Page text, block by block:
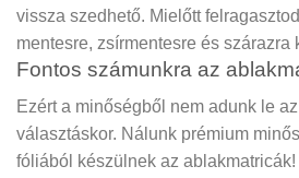
vissza szedhető. Mielőtt
mentesre, zsírmentesre és szárazra
Fontos számunkra az
Ezért a minőségből nem adunk le
választáskor. Nálunk prémium
fóliából készülnek az